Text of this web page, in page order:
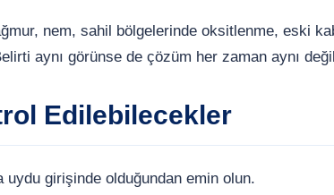
nem, sahil bölgelerinde oksitlenme, eski
aynı görünse de çözüm her zaman aynı
Edilebilecekler
girişinde olduğundan emin olun.